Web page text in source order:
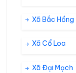
Xã Bắc Hồng
Xã Cổ Loa
Xã Đại Mạch